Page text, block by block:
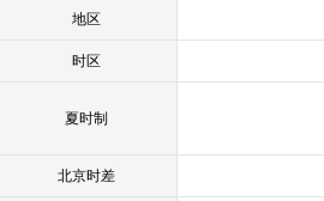
地区
时区
夏时制
北京时差